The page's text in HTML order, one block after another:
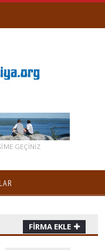
GEÇINIZ
FIRMA EKLE